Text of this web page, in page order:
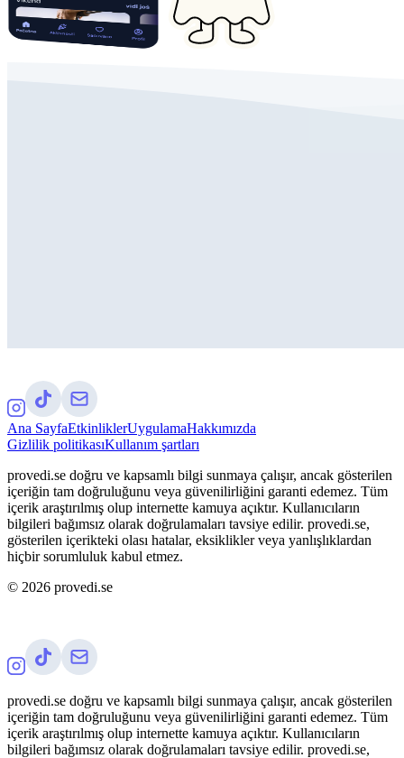
Ana SayfaEtkinliklerUygulamaHakkımızda
Gizlilik politikasıKullanım şartları
provedi.se doğru ve kapsamlı bilgi sunmaya çalışır, ancak gösterilen
içeriğin tam doğruluğunu veya güvenilirliğini garanti edemez. Tüm
içerik araştırılmış olup internette kamuya açıktır. Kullanıcıların
bilgileri bağımsız olarak doğrulamaları tavsiye edilir. provedi.se,
gösterilen içerikteki olası hatalar, eksiklikler veya yanlışlıklardan
hiçbir sorumluluk kabul etmez.
© 2026 provedi.se
provedi.se doğru ve kapsamlı bilgi sunmaya çalışır, ancak gösterilen
içeriğin tam doğruluğunu veya güvenilirliğini garanti edemez. Tüm
içerik araştırılmış olup internette kamuya açıktır. Kullanıcıların
bilgileri bağımsız olarak doğrulamaları tavsiye edilir. provedi.se,